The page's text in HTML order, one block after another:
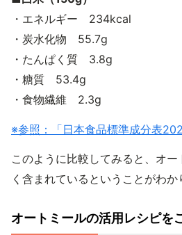
・エネルギー 234kcal
・炭水化物 55.7g
・たんぱく質 3.8g
・糖質 53.4g
・食物繊維 2.3g
※参照：「日本食品標準成分表
このように比較してみると、オ
く含まれているということがわか
オートミールの活用レシピを